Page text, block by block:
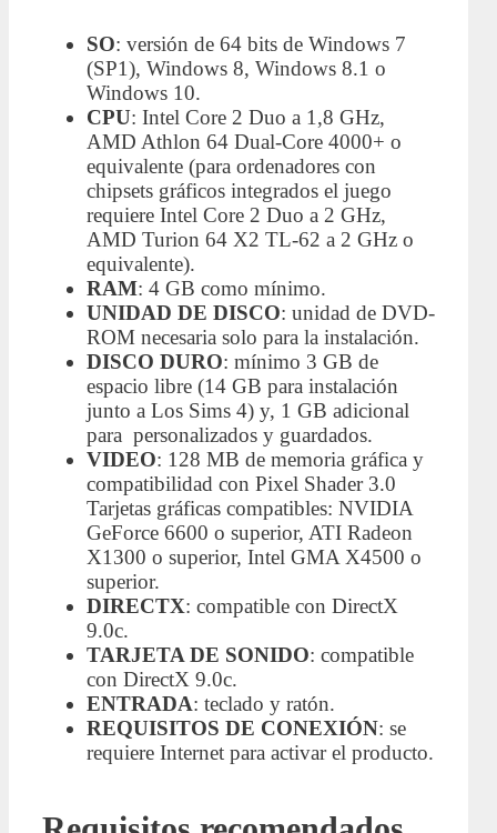
SO: versión de 64 bits de Windows 7
(SP1), Windows 8, Windows 8.1 o
Windows 10.
CPU: Intel Core 2 Duo a 1,8 GHz,
AMD Athlon 64 Dual-Core 4000+ o
equivalente (para ordenadores con
chipsets gráficos integrados el juego
requiere Intel Core 2 Duo a 2 GHz,
AMD Turion 64 X2 TL-62 a 2 GHz o
equivalente).
RAM: 4 GB como mínimo.
UNIDAD DE DISCO: unidad de DVD-
ROM necesaria solo para la instalación.
DISCO DURO: mínimo 3 GB de
espacio libre (14 GB para instalación
junto a Los Sims 4) y, 1 GB adicional
para personalizados y guardados.
VIDEO: 128 MB de memoria gráfica y
compatibilidad con Pixel Shader 3.0
Tarjetas gráficas compatibles: NVIDIA
GeForce 6600 o superior, ATI Radeon
X1300 o superior, Intel GMA X4500 o
superior.
DIRECTX: compatible con DirectX
9.0c.
TARJETA DE SONIDO: compatible
con DirectX 9.0c.
ENTRADA: teclado y ratón.
REQUISITOS DE CONEXIÓN: se
requiere Internet para activar el producto.